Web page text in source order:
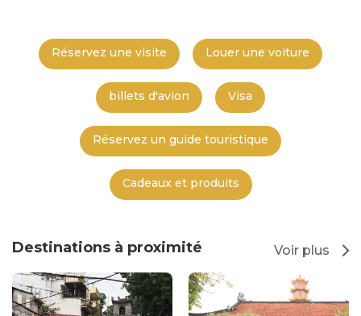
Réservez une visite Louer une voiture
billets d'avion Visa
Réservez un guide touristique
Cadeaux et produits
Destinations à proximité Voir plus